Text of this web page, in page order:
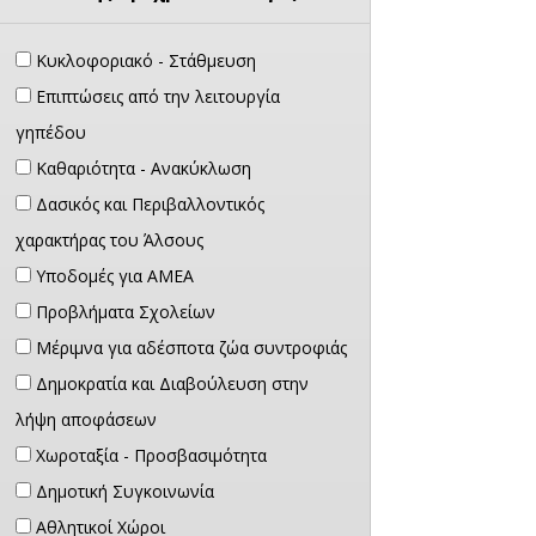
Κυκλοφοριακό - Στάθμευση
Επιπτώσεις από την λειτουργία
γηπέδου
Καθαριότητα - Ανακύκλωση
Δασικός και Περιβαλλοντικός
χαρακτήρας του Άλσους
Υποδομές για ΑΜΕΑ
Προβλήματα Σχολείων
Μέριμνα για αδέσποτα ζώα συντροφιάς
Δημοκρατία και Διαβούλευση στην
λήψη αποφάσεων
Χωροταξία - Προσβασιμότητα
Δημοτική Συγκοινωνία
Αθλητικοί Χώροι